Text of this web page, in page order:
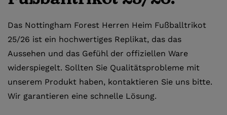
Das Nottingham Forest Herren Heim Fußballtrikot
25/26 ist ein hochwertiges Replikat, das das
Aussehen und das Gefühl der offiziellen Ware
widerspiegelt. Sollten Sie Qualitätsprobleme mit
unserem Produkt haben, kontaktieren Sie uns bitte.
Wir garantieren eine schnelle Lösung.